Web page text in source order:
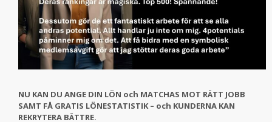
NU KAN DU ANGE DIN LÖN och MATCHAS MOT RÄTT JOBB
SAMT FÅ GRATIS LÖNESTATISTIK – och KUNDERNA KAN
REKRYTERA BÄTTRE.